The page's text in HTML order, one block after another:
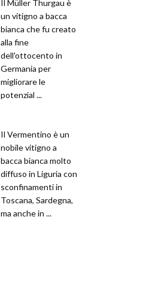
Il Müller Thurgau è
un vitigno a bacca
bianca che fu creato
alla fine
dell'ottocento in
Germania per
migliorare le
potenzial ...
Il Vermentino è un
nobile vitigno a
bacca bianca molto
diffuso in Liguria con
sconfinamenti in
Toscana, Sardegna,
ma anche in ...